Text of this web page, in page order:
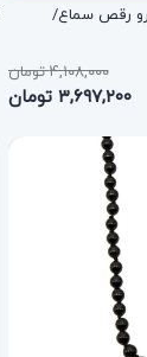
رو رقص سماع/
۴,۱۰۸,۰۰۰ تومان
۳,۶۹۷,۲۰۰ تومان